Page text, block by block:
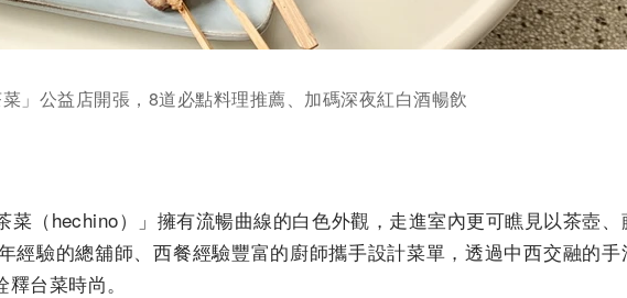
」公益店開張，8道必點料理推薦、加碼深夜紅白酒暢飲
菜（hechino）」擁有流暢曲線的白色外觀，走進室內更可瞧見以茶壺、
經驗的總舖師、西餐經驗豐富的廚師攜手設計菜單，透過中西交融的手
台菜時尚。